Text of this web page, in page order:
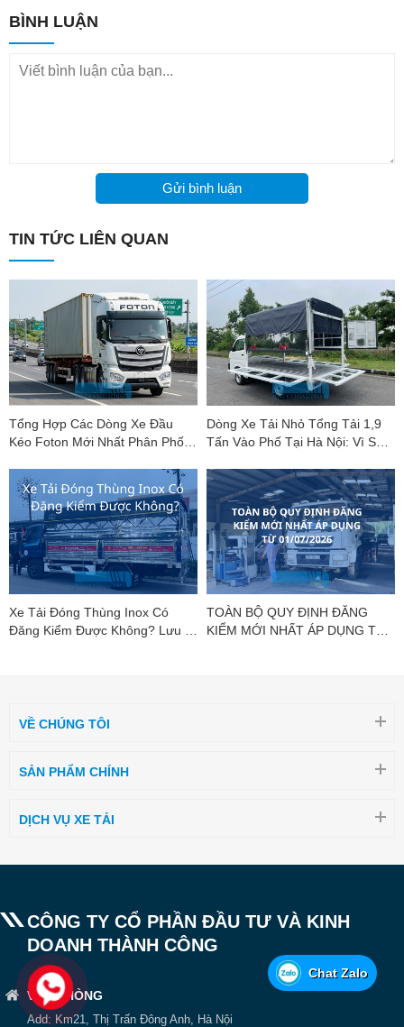
BÌNH LUẬN
Gửi bình luận
TIN TỨC LIÊN QUAN
Tổng Hợp Các Dòng Xe Đầu
Kéo Foton Mới Nhất Phân Phối
Dòng Xe Tải Nhỏ Tổng Tải 1,9
Tấn Vào Phố Tại Hà Nội: Vì Sao
Khúc"?
Xe Tải Đóng Thùng Inox Có
Đăng Kiểm Được Không? Lưu Ý
TOÀN BỘ QUY ĐỊNH ĐĂNG
KIỂM MỚI NHẤT ÁP DỤNG TỪ
Chat Zalo
VỀ CHÚNG TÔI
SẢN PHẨM CHÍNH
DỊCH VỤ XE TẢI
CÔNG TY CỔ PHẦN ĐẦU TƯ VÀ KINH
DOANH THÀNH CÔNG
VĂN PHÒNG
Add: Km21, Thị Trấn Đông Anh, Hà Nội